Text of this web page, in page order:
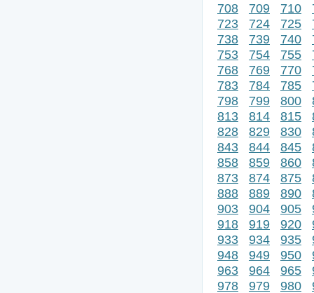
708
709 710
723
724 725
738
739 740
753
754 755
768
769 770
783
784 785
798
799 800
813
814 815
828
829 830
843
844 845
858
859 860
873
874 875
888
889 890
903
904 905
918
919 920
933
934 935
948
949 950
963
964 965
978
979 980